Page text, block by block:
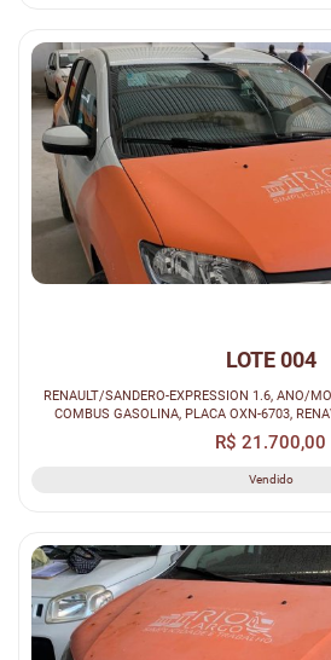
LOTE 004
RENAULT/SANDERO-EXPRESSION 1.6, ANO/
COMBUS GASOLINA, PLACA OXN-6703,
93Y5SRFH4JJ079480...
R$ 21.700,00
Vendido